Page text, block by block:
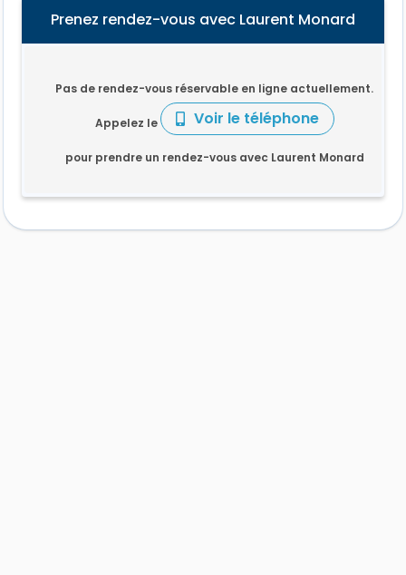
Prenez rendez-vous avec Laurent Monard
Pas de rendez-vous réservable en ligne actuellement.
Appelez le Voir le téléphone
pour prendre un rendez-vous avec Laurent Monard